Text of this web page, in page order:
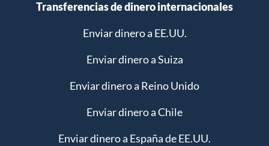
Transferencias de dinero internacionales
Enviar dinero a EE.UU.
Enviar dinero a Suiza
Enviar dinero a Reino Unido
Enviar dinero a Chile
Enviar dinero a España de EE.UU.